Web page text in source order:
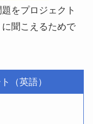
をプロジェクト
聞こえるためで
（英語）